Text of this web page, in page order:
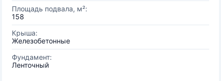
Площадь подвала, м²:
158
Крыша:
Железобетонные
Фундамент:
Ленточный